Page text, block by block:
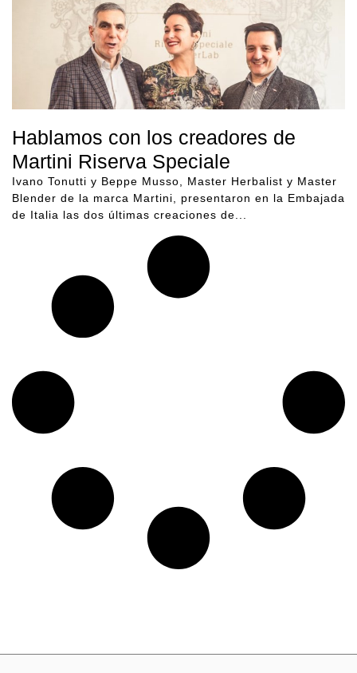
Hablamos con los creadores de
Martini Riserva Speciale
Ivano Tonutti y Beppe Musso, Master Herbalist y Master
Blender de la marca Martini, presentaron en la Embajada
de Italia las dos últimas creaciones de...